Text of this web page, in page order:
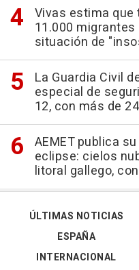
Vivas estima que
11.000
situación de
La Guardia Civil
especial de
12, con más de
AEMET publica
eclipse: cielos
litoral gallego,
ÚLTIMAS NOTICIAS
ESPAÑA
INTERNACIONAL